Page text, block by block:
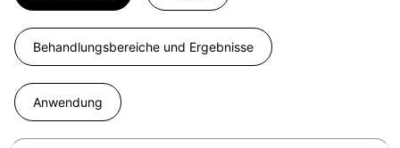
Behandlungsbereiche und Ergebnisse
Anwendung